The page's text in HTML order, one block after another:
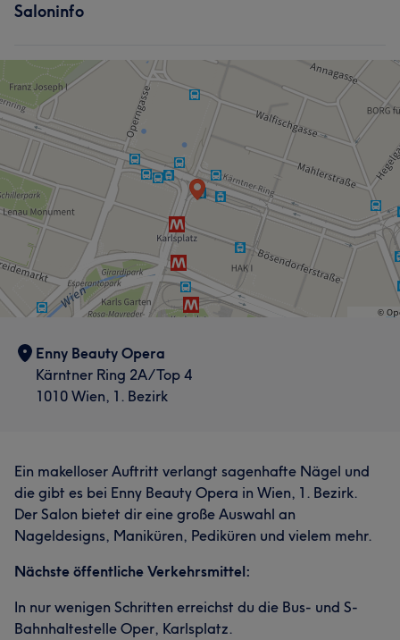
Saloninfo
Enny Beauty Opera
Kärntner Ring 2A/Top 4
1010 Wien, 1. Bezirk
Ein makelloser Auftritt verlangt sagenhafte Nägel und
die gibt es bei Enny Beauty Opera in Wien, 1. Bezirk.
Der Salon bietet dir eine große Auswahl an
Nageldesigns, Maniküren, Pediküren und vielem mehr.
Nächste öffentliche Verkehrsmittel:
In nur wenigen Schritten erreichst du die Bus- und S-
Bahnhaltestelle Oper, Karlsplatz.